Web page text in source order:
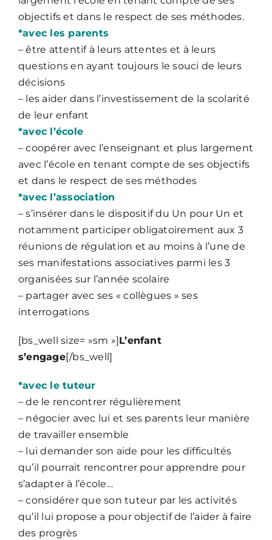
objectifs et dans le respect de ses méthodes.
*avec les parents
– être attentif à leurs attentes et à leurs
questions en ayant toujours le souci de leurs
décisions
– les aider dans l’investissement de la scolarité
de leur enfant
*avec l’école
– coopérer avec l’enseignant et plus largement
avec l’école en tenant compte de ses objectifs
et dans le respect de ses méthodes
*avec l’association
– s’insérer dans le dispositif du Un pour Un et
notamment participer obligatoirement aux 3
réunions de régulation et au moins à l’une de
ses manifestations associatives parmi les 3
organisées sur l’année scolaire
– partager avec ses « collègues » ses
interrogations
[bs_well size= »sm »]L’enfant
s’engage[/bs_well]
*avec le tuteur
– de le rencontrer régulièrement
– négocier avec lui et ses parents leur manière
de travailler ensemble
– lui demander son aide pour les difficultés
qu’il pourrait rencontrer pour apprendre pour
s’adapter à l’école…
– considérer que son tuteur par les activités
qu’il lui propose a pour objectif de l’aider à faire
des progrès